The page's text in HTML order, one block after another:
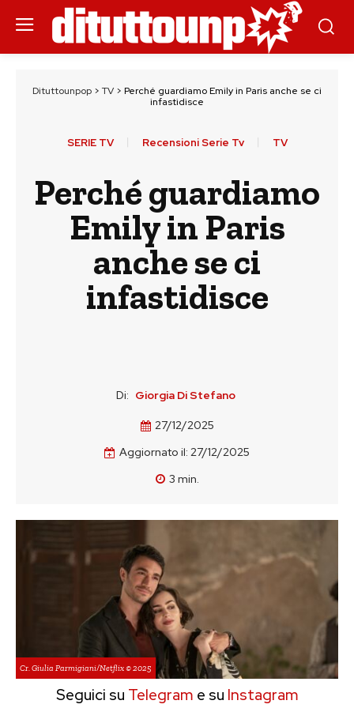
Dituttounpop > TV > Perché guardiamo Emily in Paris anche se ci
infastidisce
SERIE TV Recensioni Serie Tv TV
Perché guardiamo
Emily in Paris
anche se ci
infastidisce
Di: Giorgia Di Stefano
27/12/2025
Aggiornato il: 27/12/2025
3 min.
Cr. Giulia Parmigiani/Netflix © 2025
Seguici su Telegram e su Instagram